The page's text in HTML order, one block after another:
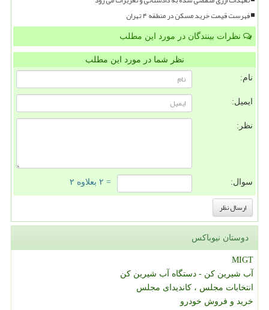
فهرست قیمت خرید مسکن در منطقه ۴ تهران
نظرات بینندگان در مورد این مطلب
نظر شما در مورد این مطلب
نام:
ایمیل:
نظر:
سوال: = ۲ بعلاوه ۲
دوستان نیوباکس
MIGT
آب شیرین کن - دستگاه آب شیرین کن
انتخابات مجلس ، کاندیدای مجلس
خرید و فروش خودرو